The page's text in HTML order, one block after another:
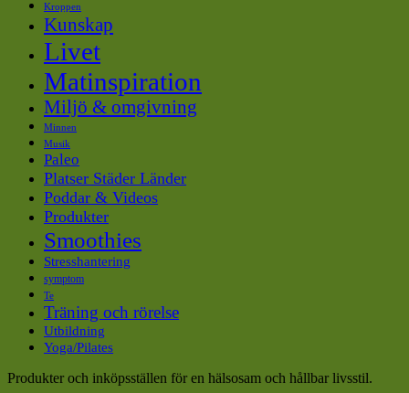
Kroppen
Kunskap
Livet
Matinspiration
Miljö & omgivning
Minnen
Musik
Paleo
Platser Städer Länder
Poddar & Videos
Produkter
Smoothies
Stresshantering
symptom
Te
Träning och rörelse
Utbildning
Yoga/Pilates
Produkter och inköpsställen för en hälsosam och hållbar livsstil.